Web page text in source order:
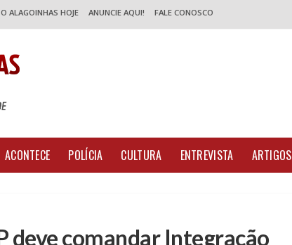
ALAGOINHAS HOJE ANUNCIE AQUI! FALE CONOSCO
ACONTECE POLÍCIA CULTURA ENTREVISTA ARTIGOS
deve comandar Integração